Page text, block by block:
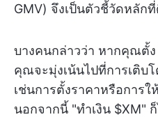
GMV) จึงเป็นตัวชี้วัดหลัก
บางคนกล่าวว่า หากคุณตั้
คุณจะมุ่งเน้นไปที่การเติบ
เช่นการตั้งราคาหรือการ
นอกจากนี้ "ทำเงิน $XM"